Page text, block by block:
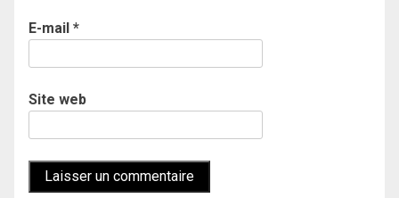
E-mail *
Site web